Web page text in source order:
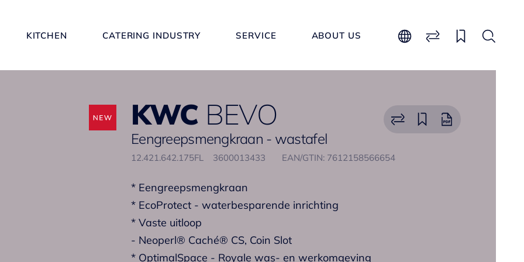
KITCHEN CATERING INDUSTRY SERVICE ABOUT US
KWC BEVO
Eengreepsmengkraan - wastafel
12.421.642.175FL 3600013433 EAN/GTIN: 7612158566654
* Eengreepsmengkraan
* EcoProtect - waterbesparende inrichting
* Vaste uitloop
- Neoperl® Caché® CS, Coin Slot
* OptimalSpace - Royale was- en werkomgeving